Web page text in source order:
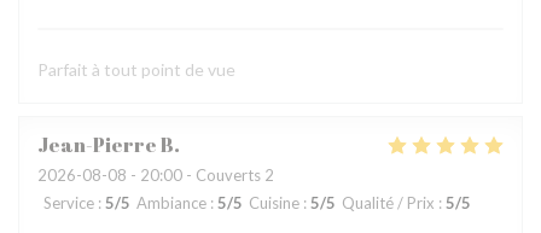
Parfait à tout point de vue
Jean-PierreB
2026-08-08 - 20:00 - Couverts 2
Service : 5/5 Ambiance : 5/5 Cuisine : 5/5 Qualité / Prix : 5/5